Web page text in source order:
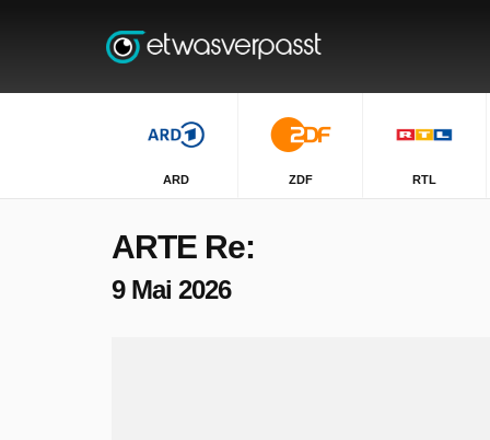
ARD ZDF RTL
ARTE Re:
9 Mai 2026